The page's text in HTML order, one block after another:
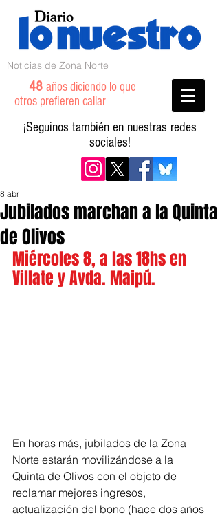
Noticias de Zona Norte
48 años diciendo lo que
otros prefieren callar
¡Seguinos también en nuestras redes
sociales!
Jubilados marchan a la Quinta
de Olivos
8 abr
Miércoles 8, a las 18hs en
Villate y Avda. Maipú.
En horas más, jubilados de la Zona
Norte estarán movilizándose a la
Quinta de Olivos con el objeto de
reclamar mejores ingresos,
actualización del bono (hace dos años